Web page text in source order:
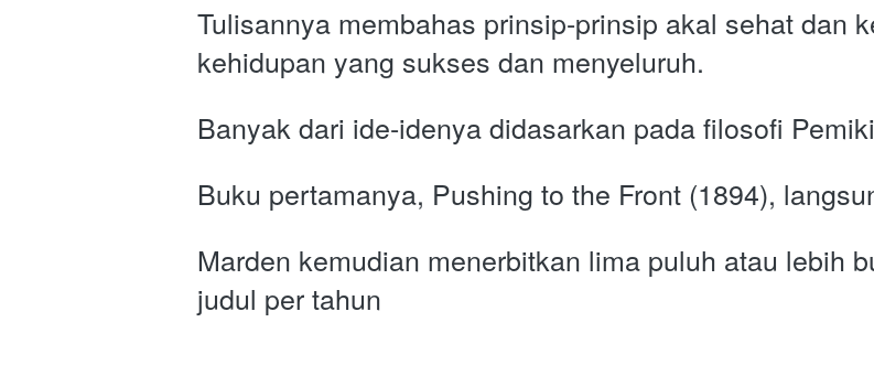
Tulisannya membahas prinsip-prinsip akal sehat dan
kehidupan yang sukses dan menyeluruh.
Banyak dari ide-idenya didasarkan pada filosofi
Buku pertamanya, Pushing to the Front (1894),
Marden kemudian menerbitkan lima puluh atau lebih
judul per tahun